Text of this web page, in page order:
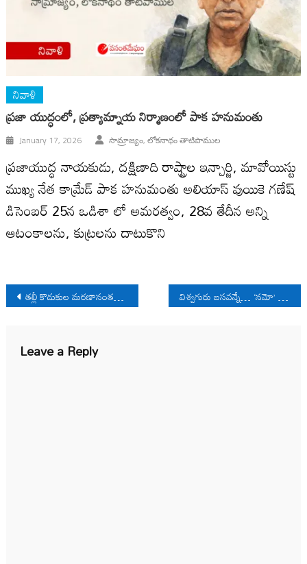
నివాళి
ప్ర‌జా యుద్ధంలో, ప్ర‌త్యామ్నాయ నిర్మాణంలో పాక హ‌నుమంతు
January 17, 2026 సామ్రాజ్యం, లోకనాథం తాటిపాముల
ప్రజాయుద్ధ నాయకుడు, దక్షిణాది రాష్ట్రాల ఇన్చార్జి, మావోయిస్టు
ముఖ్య నేత కామ్రేడ్ పాక హనుమంతు అలియాస్ వుయికె గణేష్
డిసెంబర్ 25న ఒడిశా లో అమరత్వం, 28వ తేదీన అన్ని
ఆటంకాలను, కుట్రలను దాటుకొని
Post
navigation
తల్లీ కొడుకుల మరణానంతర తలపోత విశ్వగురు బసవన్నే… ‘నమో’ కాదు..
Leave a Reply